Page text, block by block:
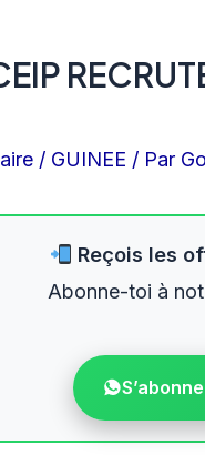
/ GUINEE / Par
Reçois les
Abonne-toi à